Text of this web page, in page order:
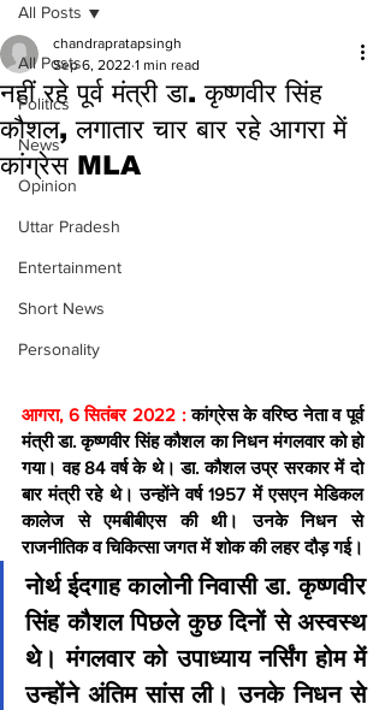
All Posts
Politics
News
Opinion
Uttar Pradesh
Entertainment
Short News
Personality
All Posts
नहीं रहे पूर्व मंत्री डा. कृष्णवीर सिंह
कौशल, लगातार चार बार रहे आगरा में
कांग्रेस MLA
chandrapratapsingh
Sep 6, 2022 1 min read
आगरा, 6 सितंबर 2022 : कांग्रेस के वरिष्ठ नेता व पूर्व
मंत्री डा. कृष्णवीर सिंह कौशल का निधन मंगलवार को हो
गया। वह 84 वर्ष के थे। डा. कौशल उप्र सरकार में दो
बार मंत्री रहे थे। उन्होंने वर्ष 1957 में एसएन मेडिकल
कालेज से एमबीबीएस की थी। उनके निधन से
राजनीतिक व चिकित्सा जगत में शोक की लहर दौड़ गई।
नोर्थ ईदगाह कालोनी निवासी डा. कृष्णवीर
सिंह कौशल पिछले कुछ दिनों से अस्वस्थ
थे। मंगलवार को उपाध्याय नर्सिंग होम में
उन्होंने अंतिम सांस ली। उनके निधन से